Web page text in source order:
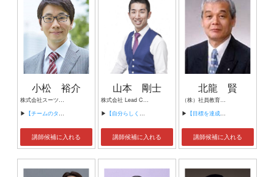
小松 裕介
株式会社スーツ 代表取締役社長CEO
▶ 【チームのタスク管理による利益拡大】
講師候補に入れる
山本 剛士
株式会社 Lead Correct 代表取締役
▶ 【自分らしく生きる】
講師候補に入れる
北龍 賢
（株）社員教育センター 代表取締役社長
▶ 【目標を達成し続ける営業力強化】
講師候補に入れる